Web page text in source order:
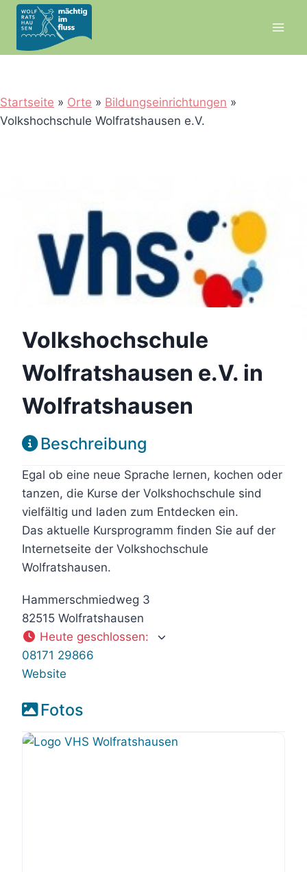
Zum
Inhalt
springen
Startseite » Orte » Bildungseinrichtungen »
Volkshochschule Wolfratshausen e.V.
Volkshochschule
Wolfratshausen e.V. in
Wolfratshausen
Beschreibung
Egal ob eine neue Sprache lernen, kochen oder
tanzen, die Kurse der Volkshochschule sind
vielfältig und laden zum Entdecken ein.
Das aktuelle Kursprogramm finden Sie auf der
Internetseite der Volkshochschule
Wolfratshausen.
Hammerschmiedweg 3
82515 Wolfratshausen
Heute geschlossen:
08171 29866
Website
Fotos